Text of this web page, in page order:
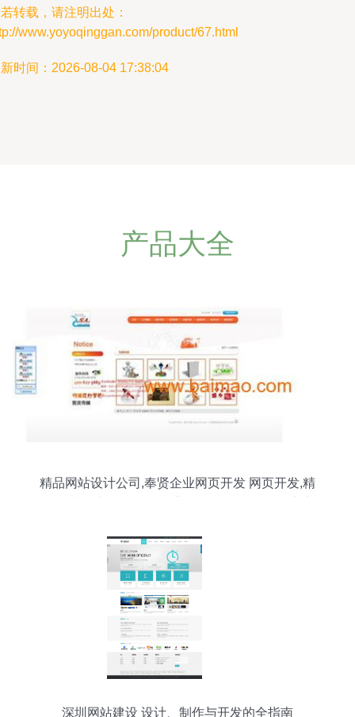
转载，请注明出处：
www.yoyoqinggan.com/product/67.html
时间：2026-08-04 17:38:04
产品大全
精品网站设计公司,奉贤企业网页开发 网页开发,精
发价格
深圳网站建设 设计、制作与开发的全指南